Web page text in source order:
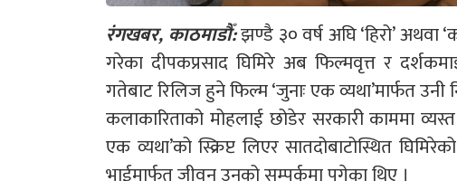
रंगखबर, काठमाडौँ:झण्डै ३० वर्ष अघि ‘हिरो’
गरेका दीपकप्रसाद घिमिरे अब फिल्मवृत्त र
गतेबाट रिलिज हुने फिल्म ‘जुनाः एक व्यथा’मार्फत
कलाकारिताको मोहलाई छोडेर सरकारी काममा
एक व्यथा’को स्क्रिप्ट लिएर सातदोबाटोस्थित